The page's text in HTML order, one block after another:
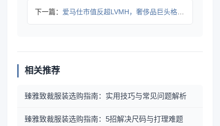
下一篇： 爱马仕市值反超LVMH，奢侈品巨头格局突变
相关推荐
臻雅致裁服装选购指南：实用技巧与常见问题解析
臻雅致裁服装选购指南：5招解决尺码与打理难题